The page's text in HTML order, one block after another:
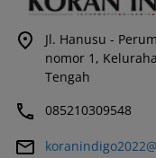
Jl. Hanusu -
nomor 1,
Tengah
085210309548